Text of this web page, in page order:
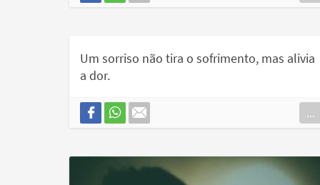
Um sorriso não tira o sofrimento, mas alivia
a dor.
...